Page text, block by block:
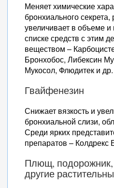
Меняет химические
бронхиального секрета,
увеличивает в объеме
списке средств с этим
веществом –
Бронхобос, Либексин
Мукосол, Флюдитек и др.
Гвайфенезин
Снижает вязкость и
бронхиальной слизи,
Среди ярких
препаратов – Колдрекс
Плющ, подорожник,
другие